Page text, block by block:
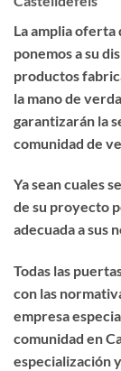
La amplia oferta
ponemos a su
productos
la mano de
garantizarán la
comunidad de
Ya sean cuales
de su proyecto
adecuada a sus
Todas las
con las
empresa
comunidad en
especialización